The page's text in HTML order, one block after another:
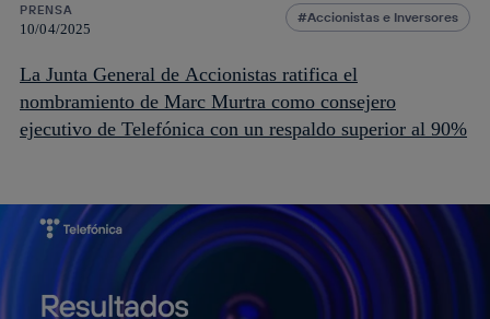
PRENSA
10/04/2025
Accionistas e Inversores
La Junta General de Accionistas ratifica el
nombramiento de Marc Murtra como consejero
ejecutivo de Telefónica con un respaldo superior al 90%